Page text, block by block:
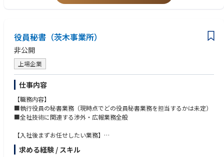
役員秘書（茨木事業所）
非公開
上場企業
仕事内容
【職務内容】
■執行役員の秘書業務（現時点でどの役員秘書業務を担当するかは未定）
■全社技術に関連する渉外・広報業務全般
【入社後まずお任せしたい業務】
■執行役員の秘書業務
求める経験 / スキル